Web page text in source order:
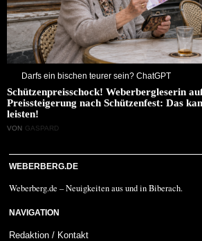
Darfs ein bischen teurer sein? ChatGPT
Schützenpreisschock! Weberbergleserin
Preissteigerung nach Schützenfest: Das
leisten!
VON GASPARD
WEBERBERG.DE
Weberberg.de – Neuigkeiten aus und in Biberach.
NAVIGATION
Redaktion / Kontakt